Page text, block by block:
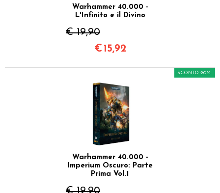
Warhammer 40.000 -
L'Infinito e il Divino
€ 19,90
€ 15,92
Warhammer 40.000 -
Imperium Oscuro: Parte
Prima Vol.1
€ 19,90
SCONTO 20%